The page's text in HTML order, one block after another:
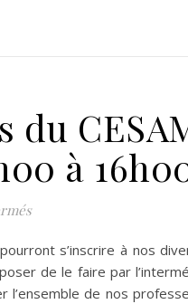
du
à
sur Journée Portes
s’inscrire à nos
de le faire par
de nos